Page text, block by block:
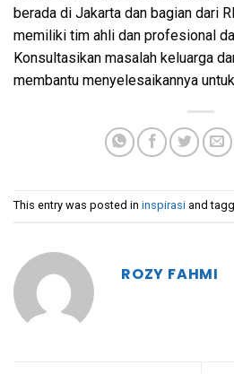
berada di Jakarta dan bagian dari
memiliki tim ahli dan profesional
Konsultasikan masalah keluarga
membantu menyelesaikannya
This entry was posted in inspirasi and
ROZY FAHMI